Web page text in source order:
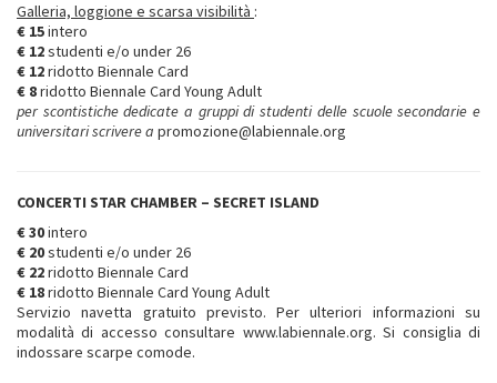
Galleria, loggione e scarsa visibilità :
€ 15intero
€ 12studenti e/o under 26
€ 12ridotto Biennale Card
€ 8ridotto Biennale Card Young Adult
per scontistiche dedicate a gruppi di studenti delle scuole secondarie e
universitari scrivere a promozione@labiennale.org
CONCERTI STAR CHAMBER – SECRET ISLAND
€ 30intero
€ 20studenti e/o under 26
€ 22ridotto Biennale Card
€ 18ridotto Biennale Card Young Adult
Servizio navetta gratuito previsto. Per ulteriori informazioni su
modalità di accesso consultare www.labiennale.org. Si consiglia di
indossare scarpe comode.